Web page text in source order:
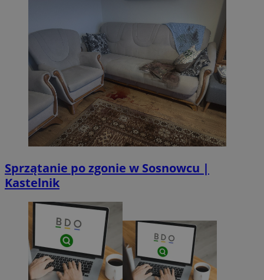
Sprzątanie po zgonie w Sosnowcu |
Kastelnik